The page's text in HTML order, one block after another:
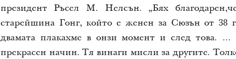
президент Ръсел М. Нелсън. „Бях
старейшина Гонг, който е женен за Сюзън от
двамата плакахме в онзи момент и след това.
прекрасен начин. Тя винаги мисли за другите.